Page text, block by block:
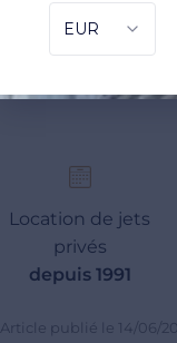
Location de jets
privés
depuis 1991
Article publié le 14/06/